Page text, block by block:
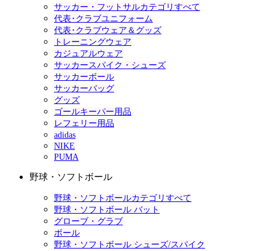
サッカー・フットサルカテゴリすべて
代表･クラブユニフォーム
代表･クラブウェア＆グッズ
トレーニングウェア
カジュアルウェア
サッカースパイク・シューズ
サッカーボール
サッカーバッグ
グッズ
ゴールキーパー用品
レフェリー用品
adidas
NIKE
PUMA
野球・ソフトボール
野球・ソフトボールカテゴリすべて
野球・ソフトボール バット
グローブ・グラブ
ボール
野球・ソフトボール シューズ/スパイク